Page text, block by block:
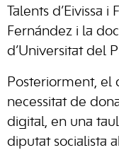
Talents d’Eivissa
Fernández i la
d’Universitat del
Posteriorment, el
necessitat de
digital, en una
diputat socialista